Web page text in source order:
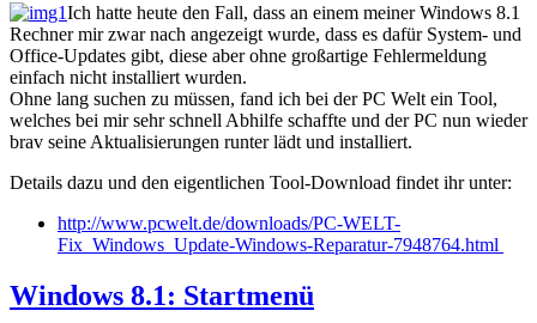
Ich hatte heute den Fall, dass an einem meiner Windows 8.1
Rechner mir zwar nach angezeigt wurde, dass es dafür System- und
Office-Updates gibt, diese aber ohne großartige Fehlermeldung
einfach nicht installiert wurden.
Ohne lang suchen zu müssen, fand ich bei der PC Welt ein Tool,
welches bei mir sehr schnell Abhilfe schaffte und der PC nun wieder
brav seine Aktualisierungen runter lädt und installiert.
Details dazu und den eigentlichen Tool-Download findet ihr unter:
http://www.pcwelt.de/downloads/PC-WELT-
Fix_Windows_Update-Windows-Reparatur-7948764.html
Windows 8.1: Startmenü